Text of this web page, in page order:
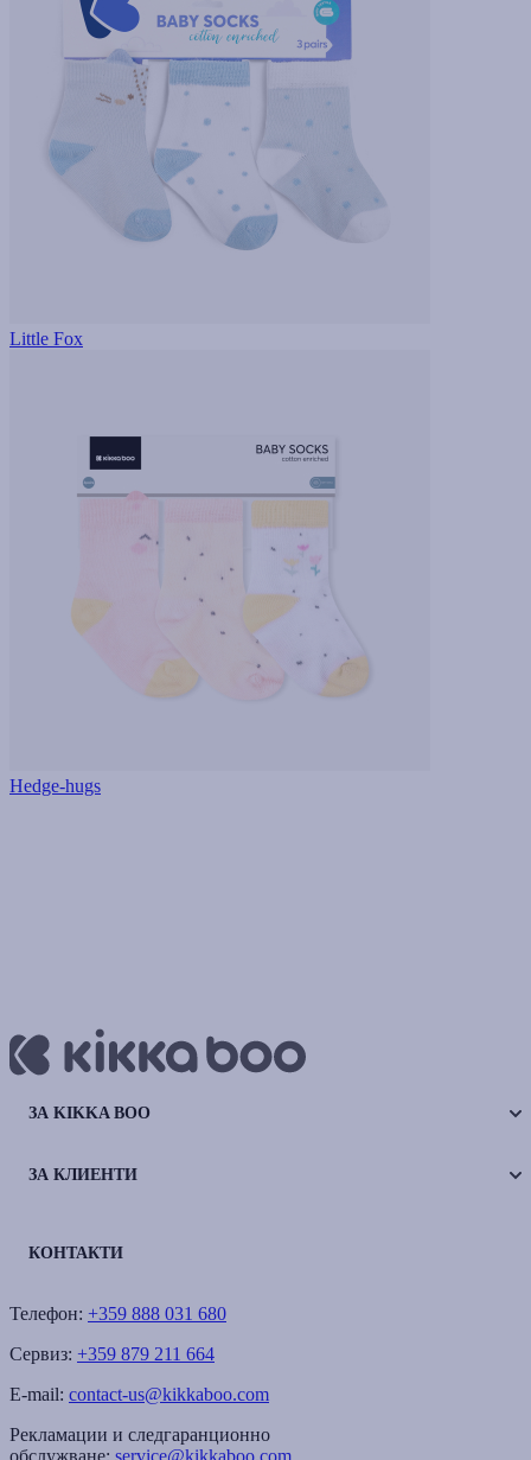
Little Fox
Hedge-hugs
ЗА KIKKA BOO
ЗА КЛИЕНТИ
КОНТАКТИ
Телефон: +359 888 031 680
Сервиз: +359 879 211 664
E-mail: contact-us@kikkaboo.com
Рекламации и следгаранционно
обслужване: service@kikkaboo.com